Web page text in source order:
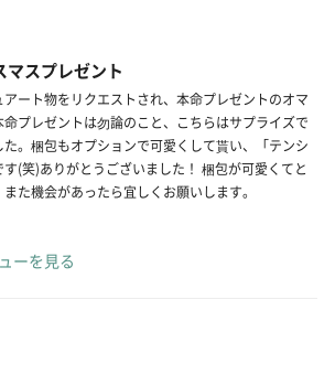
マスプレゼント
ート物をリクエストされ、本命プレゼントのオマ
プレゼントは勿論のこと、こちらはサプライズで
。梱包もオプションで可愛くして貰い、「テンシ
(笑)ありがとうございました！ 梱包が可愛くてと
た機会があったら宜しくお願いします。
ーを見る